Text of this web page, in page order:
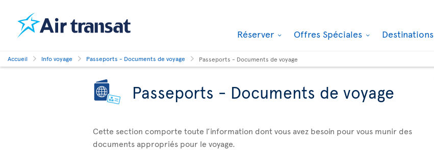
Réserver Offres Spéciales Destinations
Accueil Info voyage Passeports - Documents de voyage Passeports - Documents de voyage
Passeports - Documents de voyage
Cette section comporte toute l’information dont vous avez besoin pour vous munir des
documents appropriés pour le voyage.